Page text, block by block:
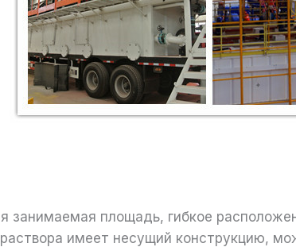
занимаемая площадь, гибкое
имеет несущий конструкцию,